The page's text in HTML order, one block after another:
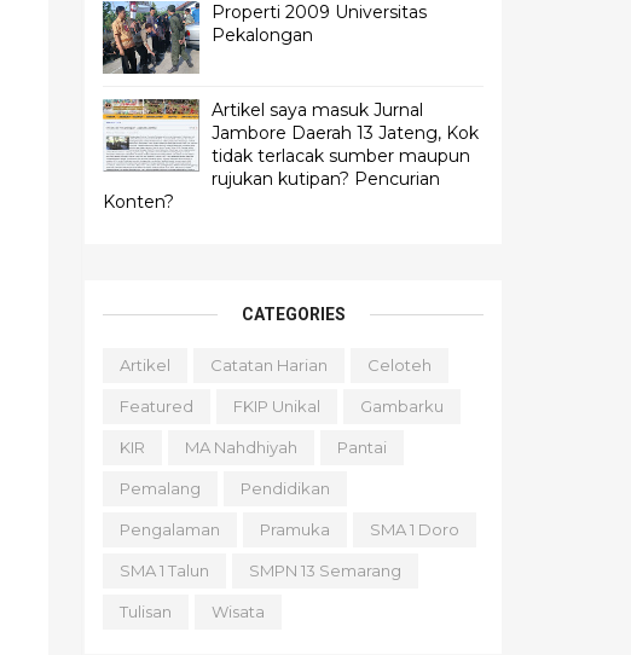
Properti 2009 Universitas
Pekalongan
Artikel saya masuk Jurnal
Jambore Daerah 13 Jateng, Kok
tidak terlacak sumber maupun
rujukan kutipan? Pencurian
Konten?
CATEGORIES
Artikel Catatan Harian Celoteh
Featured FKIP Unikal Gambarku
KIR MA Nahdhiyah Pantai
Pemalang Pendidikan
Pengalaman Pramuka SMA 1 Doro
SMA 1 Talun SMPN 13 Semarang
Tulisan Wisata